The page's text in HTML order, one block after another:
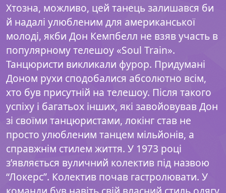
Хтозна, можливо, цей танець залишався би
й надалі улюбленим для американської
молоді, якби Дон Кемпбелл не взяв участь в
популярному телешоу «Soul Train».
Танцюристи викликали фурор. Придумані
Доном рухи сподобалися абсолютно всім,
хто був присутній на телешоу. Після такого
успіху і багатьох інших, які завойовував Дон
зі своїми танцюристами, локінг став не
просто улюбленим танцем мільйонів, а
справжнім стилем життя. У 1973 році
з’являється вуличний колектив під назвою
“Локерс”. Колектив почав гастролювати. У